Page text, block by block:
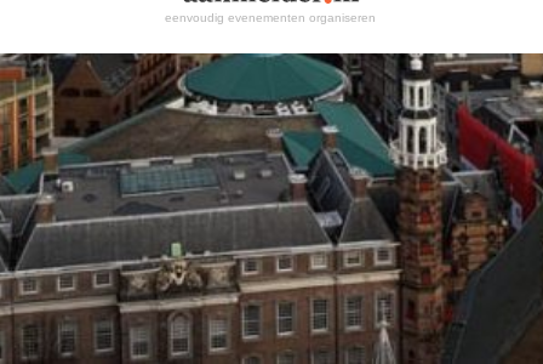
eenvoudig evenementen organiseren